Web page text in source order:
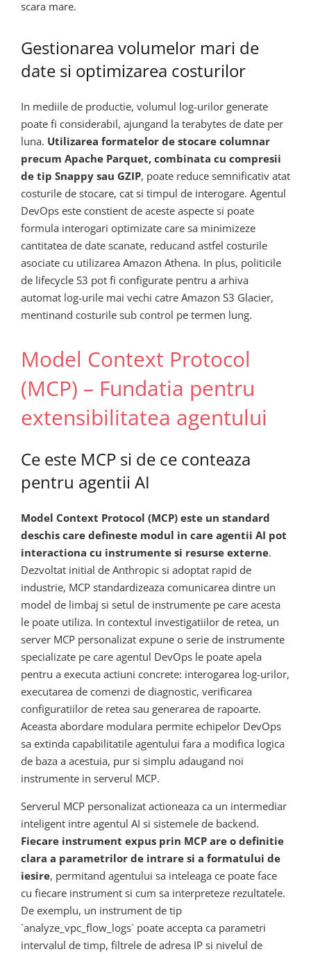
scara mare.
Gestionarea volumelor mari de
date si optimizarea costurilor
In mediile de productie, volumul log-urilor generate
poate fi considerabil, ajungand la terabytes de date per
luna. Utilizarea formatelor de stocare columnar
precum Apache Parquet, combinata cu compresii
de tip Snappy sau GZIP, poate reduce semnificativ atat
costurile de stocare, cat si timpul de interogare. Agentul
DevOps este constient de aceste aspecte si poate
formula interogari optimizate care sa minimizeze
cantitatea de date scanate, reducand astfel costurile
asociate cu utilizarea Amazon Athena. In plus, politicile
de lifecycle S3 pot fi configurate pentru a arhiva
automat log-urile mai vechi catre Amazon S3 Glacier,
mentinand costurile sub control pe termen lung.
Model Context Protocol
(MCP) – Fundatia pentru
extensibilitatea agentului
Ce este MCP si de ce conteaza
pentru agentii AI
Model Context Protocol (MCP) este un standard
deschis care defineste modul in care agentii AI pot
interactiona cu instrumente si resurse externe.
Dezvoltat initial de Anthropic si adoptat rapid de
industrie, MCP standardizeaza comunicarea dintre un
model de limbaj si setul de instrumente pe care acesta
le poate utiliza. In contextul investigatiilor de retea, un
server MCP personalizat expune o serie de instrumente
specializate pe care agentul DevOps le poate apela
pentru a executa actiuni concrete: interogarea log-urilor,
executarea de comenzi de diagnostic, verificarea
configuratiilor de retea sau generarea de rapoarte.
Aceasta abordare modulara permite echipelor DevOps
sa extinda capabilitatile agentului fara a modifica logica
de baza a acestuia, pur si simplu adaugand noi
instrumente in serverul MCP.
Serverul MCP personalizat actioneaza ca un intermediar
inteligent intre agentul AI si sistemele de backend.
Fiecare instrument expus prin MCP are o definitie
clara a parametrilor de intrare si a formatului de
iesire, permitand agentului sa inteleaga ce poate face
cu fiecare instrument si cum sa interpreteze rezultatele.
De exemplu, un instrument de tip
`analyze_vpc_flow_logs` poate accepta ca parametri
intervalul de timp, filtrele de adresa IP si nivelul de